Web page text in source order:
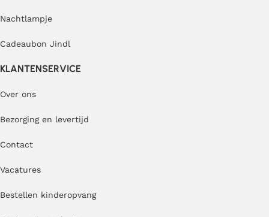
Nachtlampje
Cadeaubon Jindl
KLANTENSERVICE
Over ons
Bezorging en levertijd
Contact
Vacatures
Bestellen kinderopvang